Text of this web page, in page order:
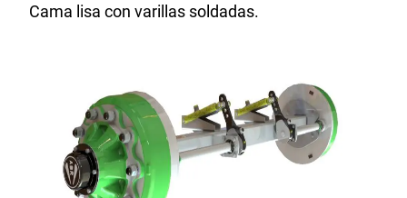
Cama lisa con varillas soldadas.